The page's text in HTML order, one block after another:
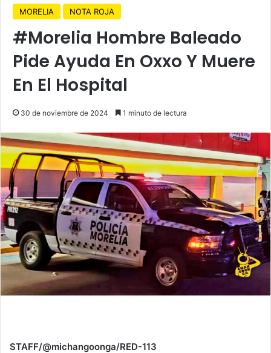
MORELIA NOTA ROJA
#Morelia Hombre Baleado
Pide Ayuda En Oxxo Y Muere
En El Hospital
30 de noviembre de 2024 1 minuto de lectura
STAFF/@michangoonga/RED-113